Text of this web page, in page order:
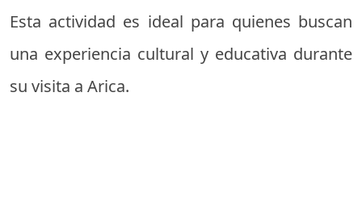
Esta actividad es ideal para quienes buscan
una experiencia cultural y educativa durante
su visita a Arica.